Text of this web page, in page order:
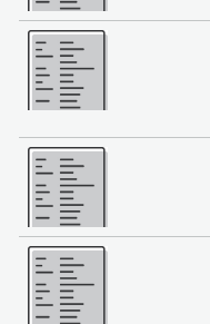
Meer
Meer
Meer